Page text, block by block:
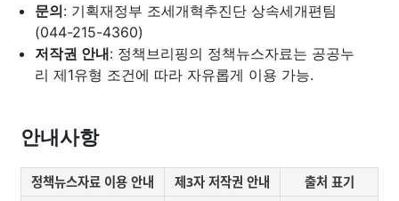
문의: 기획재정부 조세개혁추진단 상속세개편팀
(044-215-4360)
저작권 안내: 정책브리핑의 정책뉴스자료는 공공누
리 제1유형 조건에 따라 자유롭게 이용 가능.
안내사항
정책뉴스자료 이용 안내 제3자 저작권 안내
출처 표기